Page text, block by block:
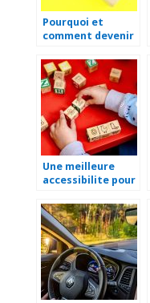
Pourquoi et
comment devenir
de relais ?
Une meilleure
accessibilite pour
formations!